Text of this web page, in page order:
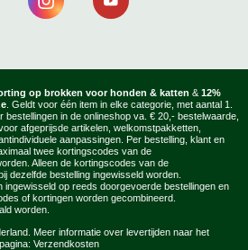
op brokken voor honden & katten & 12%
. Geldt voor één item in elke categorie, met aantal 1.
in de onlineshop va. € 20,- bestelwaarde,
afgeprijsde artikelen, welkomstpakketten,
aanpassingen. Per bestelling, klant en
twee kortingscodes van de
Alleen de kortingscodes van de
dezelfde bestelling ingewisseld worden.
op reeds doorgevoerde bestellingen en
of kortingen worden gecombineerd.
worden.
Meer informatie over levertijden naar het
Verzendkosten